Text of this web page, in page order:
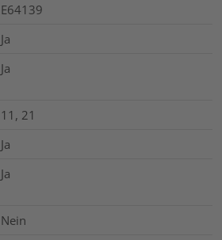
E64139
Ja
Ja
11, 21
Ja
Ja
Nein